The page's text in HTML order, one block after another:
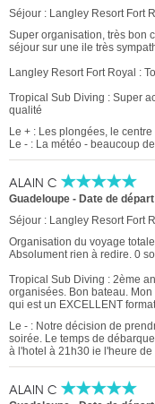
Séjour : Langley Resort Fort
Super organisation, très bon
séjour sur une ile très
Langley Resort Fort Royal :
Tropical Sub Diving : Super
qualité
Le + : Les plongées, le
Le - : La météo - beaucoup
ALAIN C
Guadeloupe - Date de
Séjour : Langley Resort Fort
Organisation du voyage
Absolument rien à redire. 0
Tropical Sub Diving : 2ème
organisées. Bon bateau.
qui est un EXCELLENT
Le - : Notre décision de
soirée. Le temps de
à l'hotel à 21h30 ie l'heure de
ALAIN C